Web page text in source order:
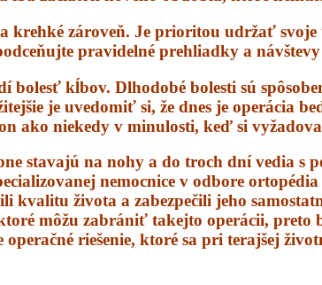
krehké zároveň. Je prioritou udržať
pravidelné prehliadky a
kĺbov. Dlhodobé bolesti sú
je uvedomiť si, že dnes je operácia
ako niekedy v minulosti, keď si
stavajú na nohy a do troch dní vedia s
nemocnice v odbore
kvalitu života a zabezpečili jeho
môžu zabrániť takejto operácii, preto
riešenie, ktoré sa pri terajšej